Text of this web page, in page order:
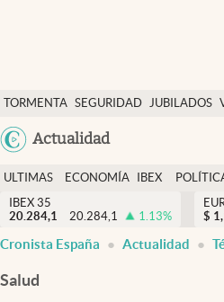
TORMENTA SEGURIDAD JUBILADOS
Actualidad
Economía y finanzas
Política
Actualidad
Criptomonedas
España
ULTIMAS
NOTICIAS
ECONOMÍA
FINANZAS
IBEX
EURO
IBEX 35
20.284,1
20.284,1 1.13%
$
Cronista España Actualidad
Salud